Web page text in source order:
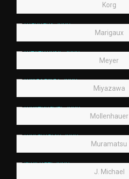
Korg
Marigaux
Meyer
Miyazawa
Mollenhauer
Muramatsu
J. Michael